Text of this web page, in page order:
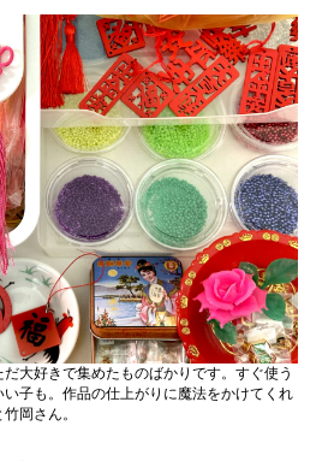
大好きで集めたものばかりです。すぐ使う
子も。作品の仕上がりに魔法をかけてくれ
岡さん。